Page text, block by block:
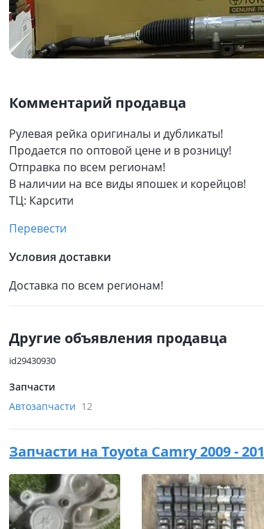
Комментарий продавца
Рулевая рейка оригиналы и дубликаты!
Продается по оптовой цене и в розницу!
Отправка по всем регионам!
В наличии на все виды япошек и корейцов!
ТЦ: Карсити
Перевести
Условия доставки
Доставка по всем регионам!
Другие объявления продавца
id29430930
Запчасти
Автозапчасти 12
Запчасти на Toyota Camry 2009 -